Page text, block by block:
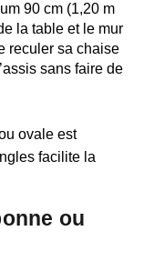
90 cm (1,20 m
la table et le mur
reculer sa chaise
sans faire de
ovale est
facilite la
ou